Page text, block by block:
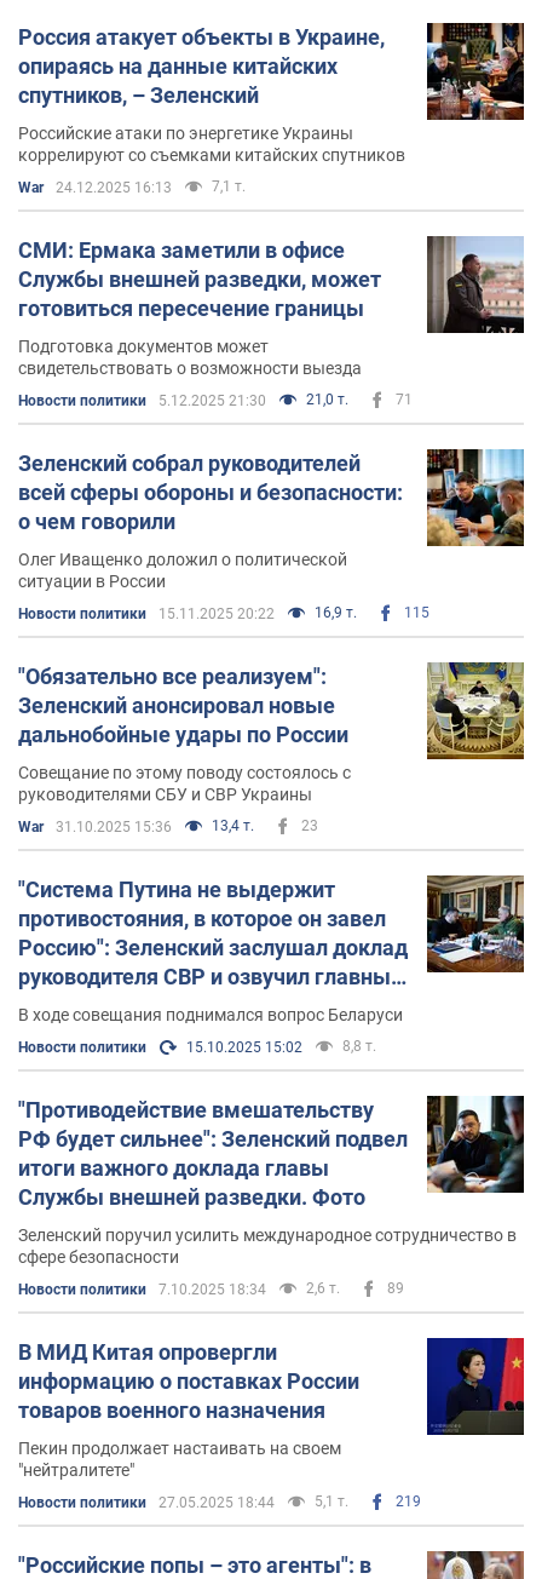
Россия атакует объекты в Украине,
опираясь на данные китайских
спутников, – Зеленский
Российские атаки по энергетике Украины
коррелируют со съемками китайских спутников
War 24.12.2025 16:13 7,1 т.
СМИ: Ермака заметили в офисе
Службы внешней разведки, может
готовиться пересечение границы
Подготовка документов может
свидетельствовать о возможности выезда
Новости политики 5.12.2025 21:30 21,0 т. 71
Зеленский собрал руководителей
всей сферы обороны и безопасности:
о чем говорили
Олег Иващенко доложил о политической
ситуации в России
Новости политики 15.11.2025 20:22 16,9 т. 115
"Обязательно все реализуем":
Зеленский анонсировал новые
дальнобойные удары по России
Совещание по этому поводу состоялось с
руководителями СБУ и СВР Украины
War 31.10.2025 15:36 13,4 т. 23
"Система Путина не выдержит
противостояния, в которое он завел
Россию": Зеленский заслушал доклад
руководителя СВР и озвучил главные
тезисы
В ходе совещания поднимался вопрос Беларуси
Новости политики 15.10.2025 15:02 8,8 т.
"Противодействие вмешательству
РФ будет сильнее": Зеленский подвел
итоги важного доклада главы
Службы внешней разведки. Фото
Зеленский поручил усилить международное сотрудничество в
сфере безопасности
Новости политики 7.10.2025 18:34 2,6 т. 89
В МИД Китая опровергли
информацию о поставках России
товаров военного назначения
Пекин продолжает настаивать на своем
"нейтралитете"
Новости политики 27.05.2025 18:44 5,1 т. 219
"Российские попы – это агенты": в